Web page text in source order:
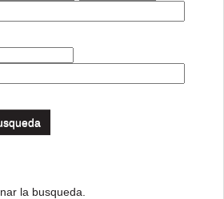
la busqueda.